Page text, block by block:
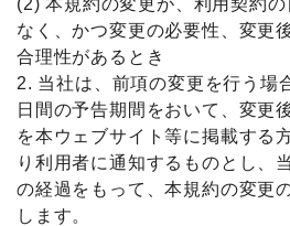
(2) 本規約の変更が、利用契約
なく、かつ変更の必要性、変更
合理性があるとき
2. 当社は、前項の変更を行う場
日間の予告期間をおいて、変更
を本ウェブサイト等に掲載する
り利用者に通知するものとし、
の経過をもって、本規約の変更
します。